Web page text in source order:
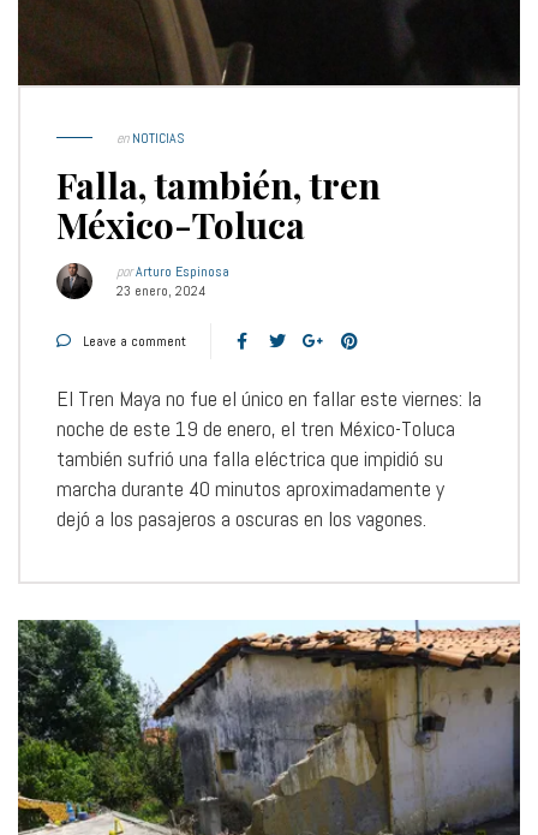
enNOTICIAS
Falla, también, tren
México-Toluca
porArturo Espinosa
23 enero, 2024
Leave a comment
El Tren Maya no fue el único en fallar este viernes: la
noche de este 19 de enero, el tren México-Toluca
también sufrió una falla eléctrica que impidió su
marcha durante 40 minutos aproximadamente y
dejó a los pasajeros a oscuras en los vagones.